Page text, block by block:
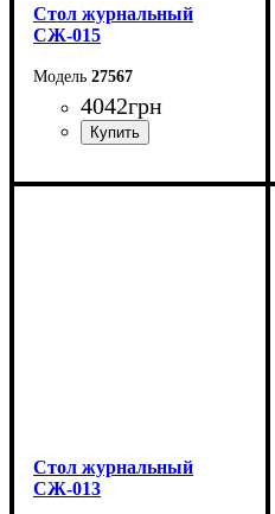
Стол журнальный
СЖ-015
27567
4042грн
Ширина: 70 см
Стол журнальный
СЖ-013